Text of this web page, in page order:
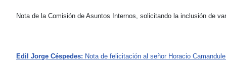
Nota de la Comisión de Asuntos Internos, solicitando la inclusión de
Edil Jorge Céspedes: Nota de felicitación al señor Horacio